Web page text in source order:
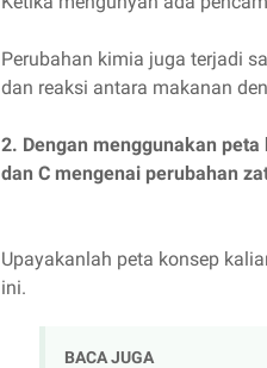
Perubahan kimia juga terjadi
dan reaksi antara makanan
2. Dengan menggunakan
dan C mengenai perubahan
Upayakanlah peta konsep
ini.
BACA JUGA